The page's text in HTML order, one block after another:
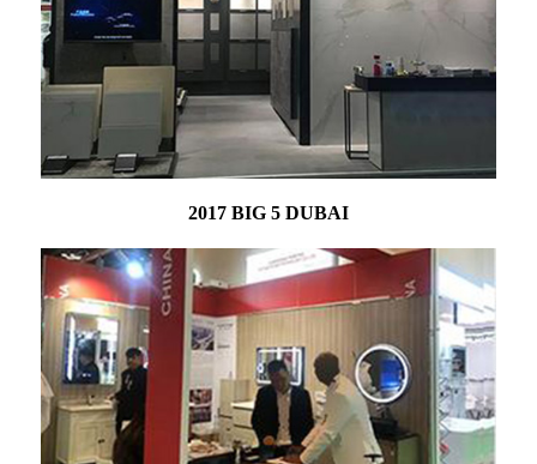
2017 BIG 5 DUBAI